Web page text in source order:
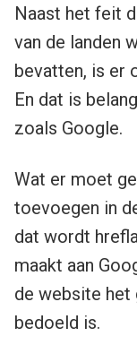
Naast het feit
van de landen
bevatten, is er
En dat is
zoals Google.
Wat er moet
toevoegen in
dat wordt
maakt aan
de website het
bedoeld is.